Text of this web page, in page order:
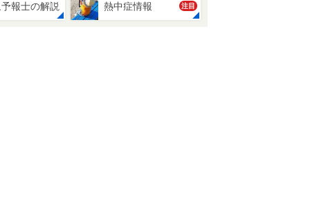
報士の解説 熱中症情報 注目